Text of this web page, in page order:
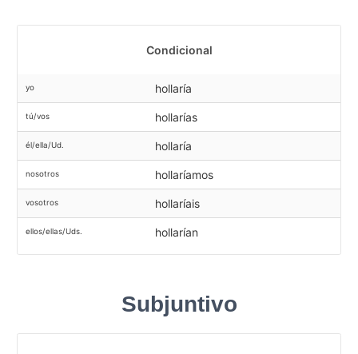
Condicional
yo hollaría
tú/vos hollarías
él/ella/Ud. hollaría
nosotros hollaríamos
vosotros hollaríais
ellos/ellas/Uds. hollarían
Subjuntivo